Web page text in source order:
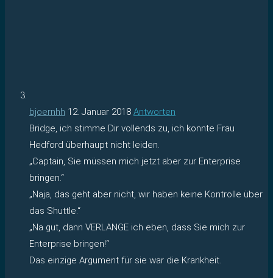
bjoernhh 12. Januar 2018 Antworten
Bridge, ich stimme Dir vollends zu, ich konnte Frau
Hedford überhaupt nicht leiden.
„Captain, Sie müssen mich jetzt aber zur Enterprise
bringen.“
„Naja, das geht aber nicht, wir haben keine Kontrolle über
das Shuttle.“
„Na gut, dann VERLANGE ich eben, dass Sie mich zur
Enterprise bringen!“
Das einzige Argument für sie war die Krankheit.